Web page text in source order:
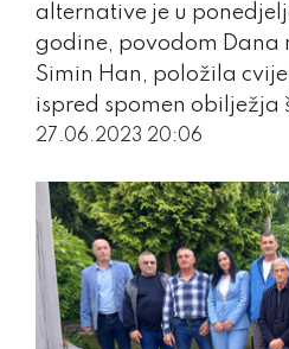
alternative je u
godine, povodom Dana
Simin Han, položila
ispred spomen obilježja
27.06.2023 20:06